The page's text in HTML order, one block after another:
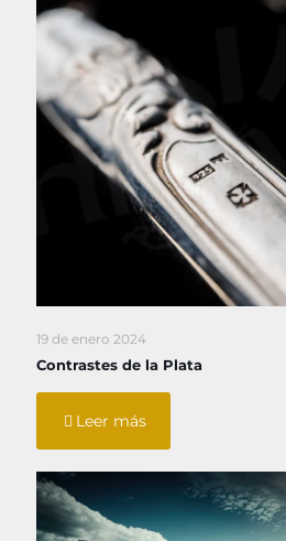
19 de enero 2024
Contrastes de la Plata
Leer más